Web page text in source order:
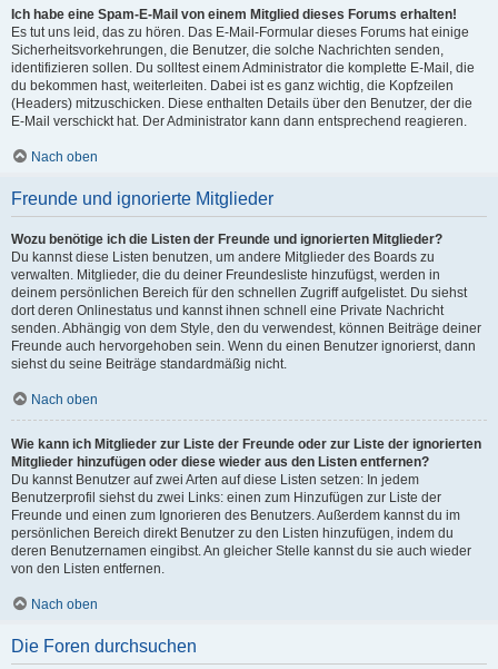
Ich habe eine Spam-E-Mail von einem Mitglied dieses Forums erhalten!
Es tut uns leid, das zu hören. Das E-Mail-Formular dieses Forums hat einige
Sicherheitsvorkehrungen, die Benutzer, die solche Nachrichten senden,
identifizieren sollen. Du solltest einem Administrator die komplette E-Mail, die
du bekommen hast, weiterleiten. Dabei ist es ganz wichtig, die Kopfzeilen
(Headers) mitzuschicken. Diese enthalten Details über den Benutzer, der die
E-Mail verschickt hat. Der Administrator kann dann entsprechend reagieren.
Nach oben
Freunde und ignorierte Mitglieder
Wozu benötige ich die Listen der Freunde und ignorierten Mitglieder?
Du kannst diese Listen benutzen, um andere Mitglieder des Boards zu
verwalten. Mitglieder, die du deiner Freundesliste hinzufügst, werden in
deinem persönlichen Bereich für den schnellen Zugriff aufgelistet. Du siehst
dort deren Onlinestatus und kannst ihnen schnell eine Private Nachricht
senden. Abhängig von dem Style, den du verwendest, können Beiträge deiner
Freunde auch hervorgehoben sein. Wenn du einen Benutzer ignorierst, dann
siehst du seine Beiträge standardmäßig nicht.
Nach oben
Wie kann ich Mitglieder zur Liste der Freunde oder zur Liste der ignorierten
Mitglieder hinzufügen oder diese wieder aus den Listen entfernen?
Du kannst Benutzer auf zwei Arten auf diese Listen setzen: In jedem
Benutzerprofil siehst du zwei Links: einen zum Hinzufügen zur Liste der
Freunde und einen zum Ignorieren des Benutzers. Außerdem kannst du im
persönlichen Bereich direkt Benutzer zu den Listen hinzufügen, indem du
deren Benutzernamen eingibst. An gleicher Stelle kannst du sie auch wieder
von den Listen entfernen.
Nach oben
Die Foren durchsuchen